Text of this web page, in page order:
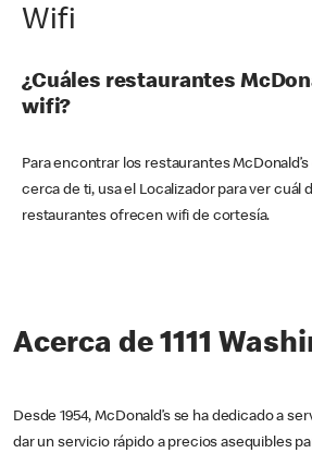
Wifi
¿Cuáles restaurantes
wifi?
Para encontrar los restaurantes
cerca de ti, usa el Localizador para ver cuál
restaurantes ofrecen wifi de cortesía.
Acerca de 1111
Desde 1954, McDonald’s se ha dedicado a
dar un servicio rápido a precios asequibles